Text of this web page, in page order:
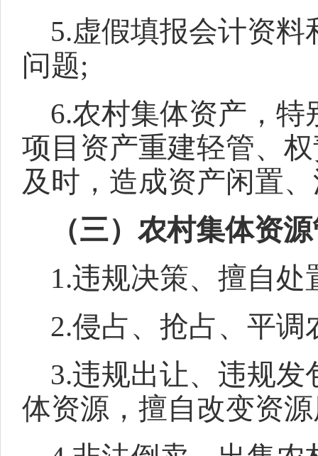
5.虚假填报会计资
问题;
6.农村集体资产，
项目资产重建轻管、
及时，造成资产闲置
（三）农村集体资
1.违规决策、擅自
2.侵占、抢占、平
3.违规出让、违规
体资源，擅自改变资